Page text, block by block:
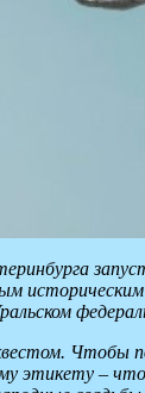
Чтобы
этикету –